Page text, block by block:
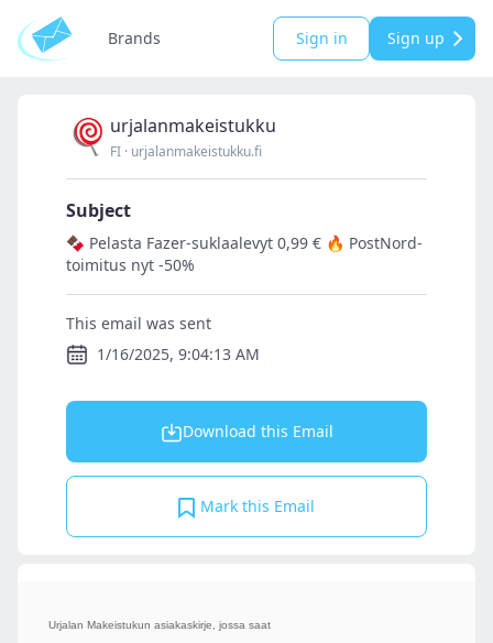
Brands Sign in Sign up
urjalanmakeistukku
FI · urjalanmakeistukku.fi
Subject
🍫 Pelasta Fazer-suklaalevyt 0,99 € 🔥 PostNord-
toimitus nyt -50%
This email was sent
1/16/2025, 9:04:13 AM
Download this Email
Mark this Email